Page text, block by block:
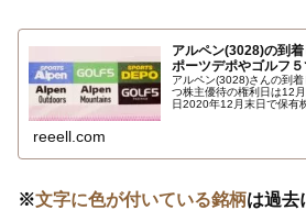
アルペン(3028)の到
ポーツデポやゴルフ５
アルペン(3028)さんの到
つ株主優待の権利日は12
日2020年12月末日で保有
株主優待券500円4枚 合
reeell.com
※文字に色が付いている銘柄は過去